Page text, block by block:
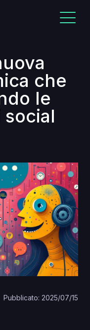
che
le
Pubblicato: 2025/07/15